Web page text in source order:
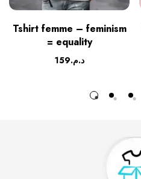
Tshirt femme – feminism
= equality
د.م.159